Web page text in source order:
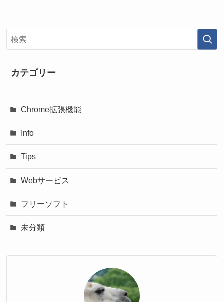
カテゴリー
Chrome拡張機能
Info
Tips
Webサービス
フリーソフト
未分類